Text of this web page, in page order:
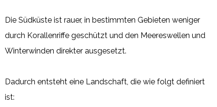
Die Südküste ist rauer, in bestimmten Gebieten weniger
durch Korallenriffe geschützt und den Meereswellen und
Winterwinden direkter ausgesetzt.
Dadurch entsteht eine Landschaft, die wie folgt definiert
ist: